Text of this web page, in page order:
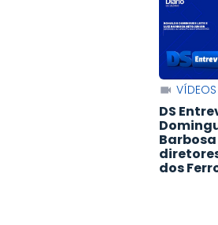
DS
dos